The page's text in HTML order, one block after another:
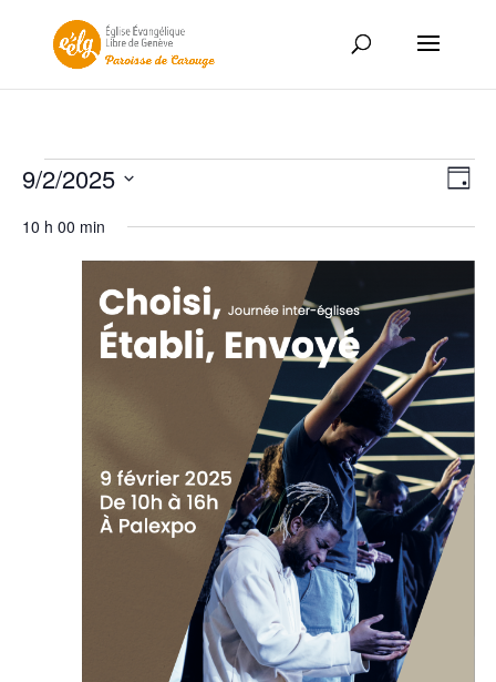
Évènements
9
février
de
Jour
9/2/2025
une
10 h 00 min